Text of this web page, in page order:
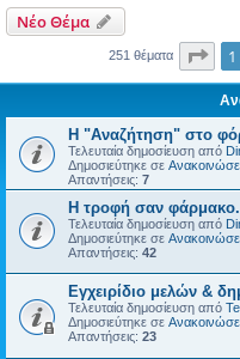
Νέο Θέμα
251 θέματα 1
Η "Αναζήτηση" στο
Τελευταία δημοσίευση από
Δημοσιεύτηκε σε
Απαντήσεις: 7
H τροφή σαν
Τελευταία δημοσίευση από
Δημοσιεύτηκε σε
Απαντήσεις: 42
Εγχειρίδιο μελών &
Τελευταία δημοσίευση από
Δημοσιεύτηκε σε
Απαντήσεις: 23